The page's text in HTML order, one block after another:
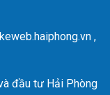
,
đầu tư Hải Phòng